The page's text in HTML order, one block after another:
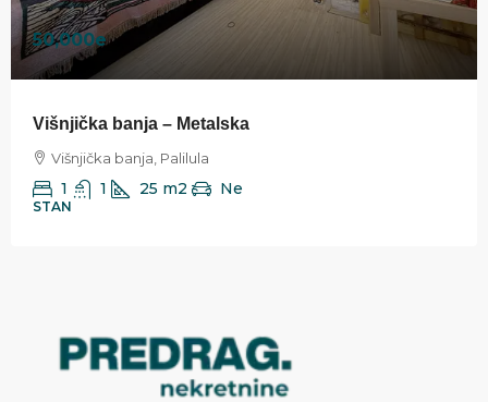
50,000e
Višnjička banja – Metalska
Višnjička banja, Palilula
1 1 25 m2 Ne
STAN